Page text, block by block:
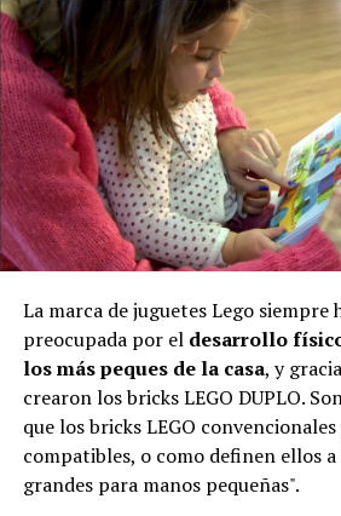
La marca de juguetes Lego siempre
preocupada por el desarrollo
los más peques de la casa, y
crearon los bricks LEGO DUPLO.
que los bricks LEGO convencionales
compatibles, o como definen ellos
grandes para manos pequeñas".